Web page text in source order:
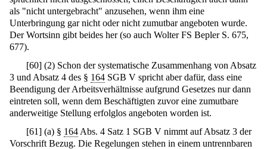
als "nicht untergebracht" anzusehen, wenn ihm eine
Unterbringung gar nicht oder nicht zumutbar angeboten wurde.
Der Wortsinn gibt beides her (so auch Wolter FS Bepler S. 675,
677).
[60] (2) Schon der systematische Zusammenhang von Absatz
3 und Absatz 4 des § 164 SGB V spricht aber dafür, dass eine
Beendigung der Arbeitsverhältnisse aufgrund Gesetzes nur dann
eintreten soll, wenn dem Beschäftigten zuvor eine zumutbare
anderweitige Stellung erfolglos angeboten worden ist.
[61] (a) § 164 Abs. 4 Satz 1 SGB V nimmt auf Absatz 3 der
Vorschrift Bezug. Die Regelungen stehen in einem untrennbaren